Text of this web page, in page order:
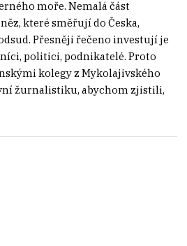
moře. Nemalá část
které směřují do Česka,
Přesněji řečeno investují je
politici, podnikatelé. Proto
kolegy z Mykolajivského
žurnalistiku, abychom zjistili,